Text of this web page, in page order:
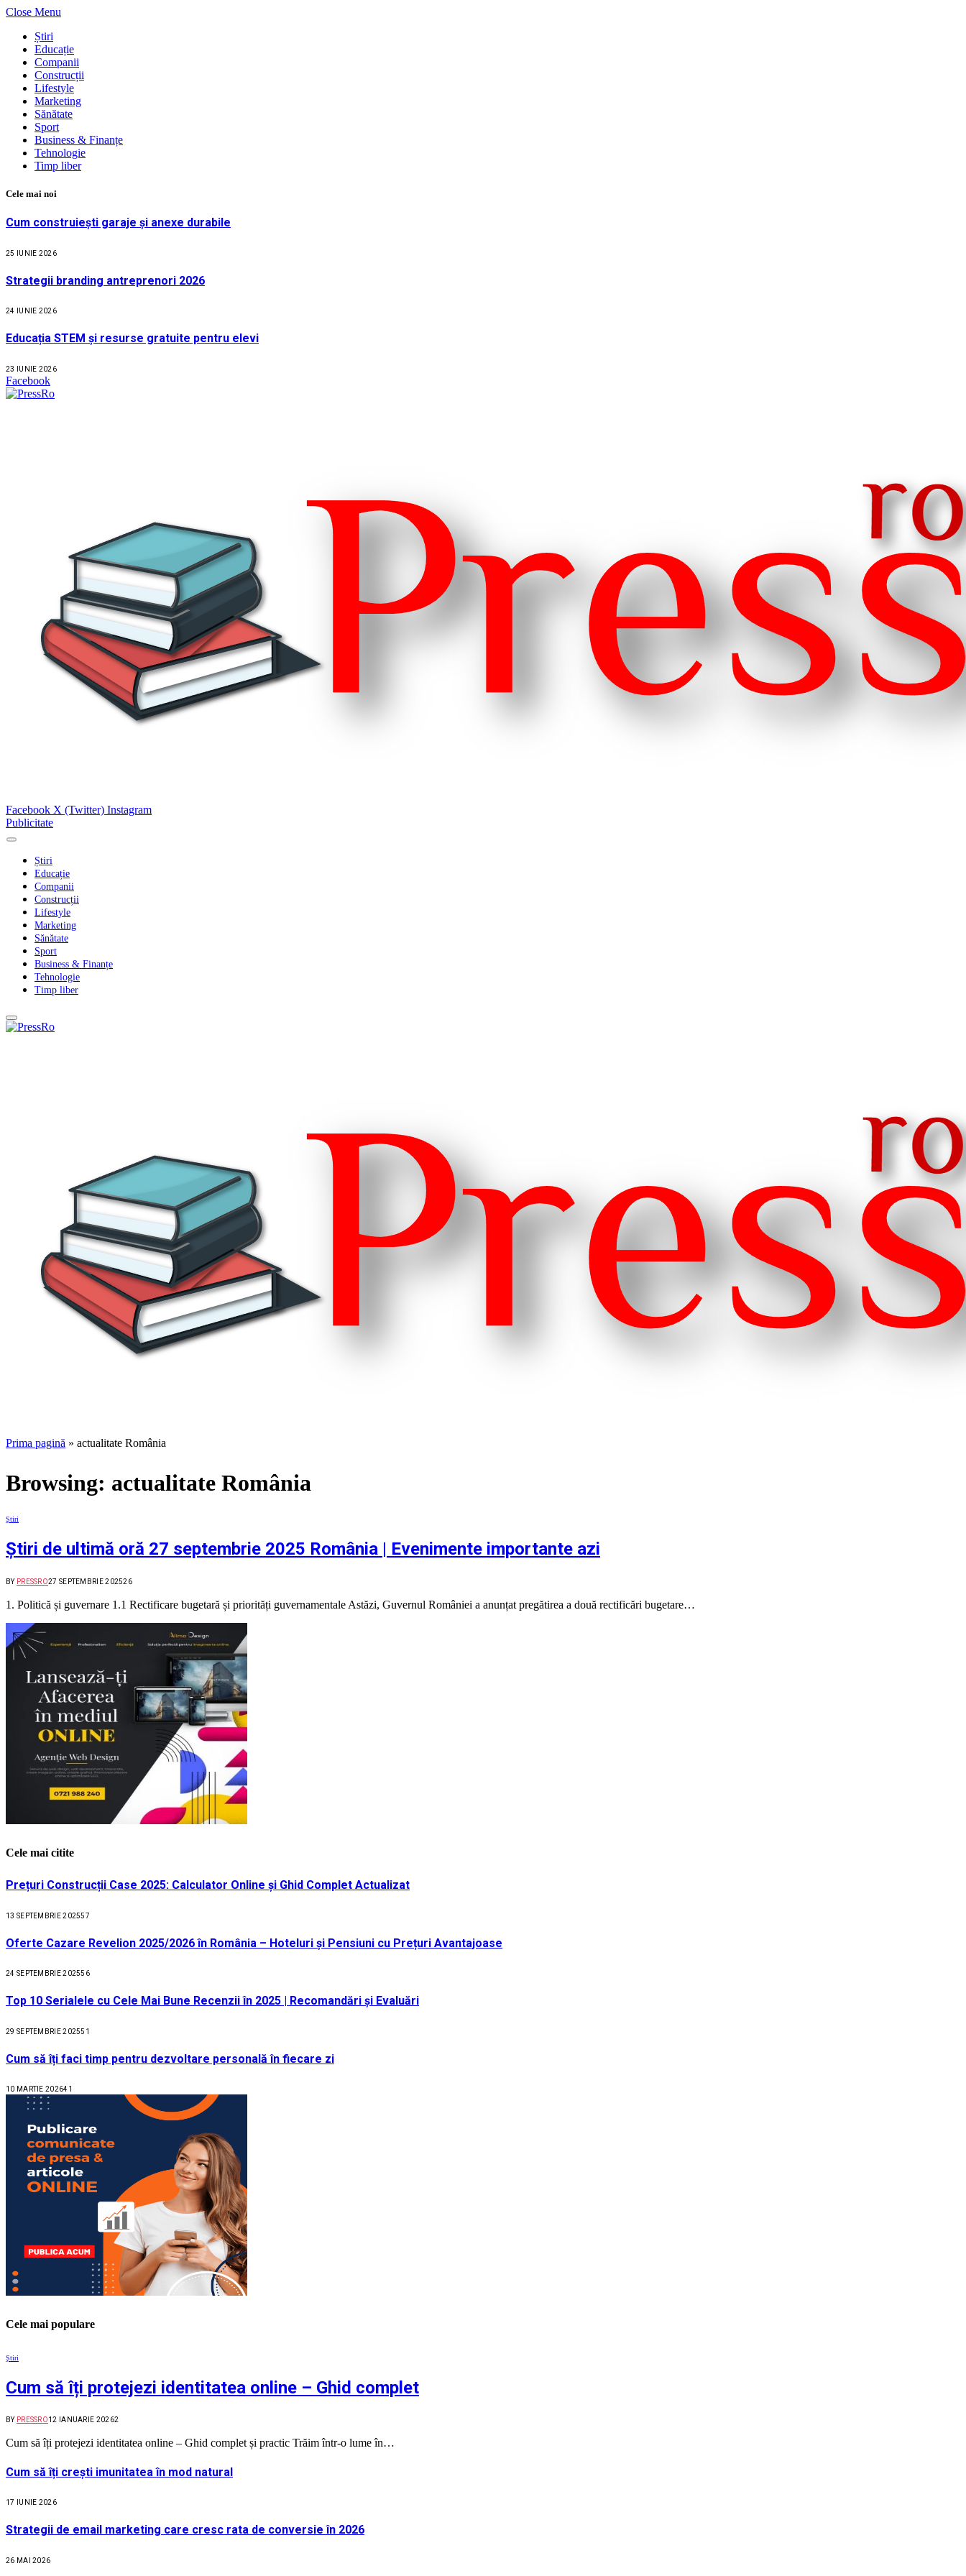
Close Menu
Știri
Educație
Companii
Construcții
Lifestyle
Marketing
Sănătate
Sport
Business & Finanțe
Tehnologie
Timp liber
Cele mai noi
Cum construiești garaje și anexe durabile
25 IUNIE 2026
Strategii branding antreprenori 2026
24 IUNIE 2026
Educația STEM și resurse gratuite pentru elevi
23 IUNIE 2026
Facebook
Facebook X (Twitter) Instagram
Publicitate
Știri
Educație
Companii
Construcții
Lifestyle
Marketing
Sănătate
Sport
Business & Finanțe
Tehnologie
Timp liber
Prima pagină » actualitate România
Browsing: actualitate România
Știri
Știri de ultimă oră 27 septembrie 2025 România | Evenimente importante azi
BY PRESSRO27 SEPTEMBRIE 202526
1. Politică și guvernare 1.1 Rectificare bugetară și priorități guvernamentale Astăzi, Guvernul României a anunțat pregătirea a două rectificări bugetare…
Cele mai citite
Prețuri Construcții Case 2025: Calculator Online și Ghid Complet Actualizat
13 SEPTEMBRIE 202557
Oferte Cazare Revelion 2025/2026 în România – Hoteluri și Pensiuni cu Prețuri Avantajoase
24 SEPTEMBRIE 202556
Top 10 Serialele cu Cele Mai Bune Recenzii în 2025 | Recomandări și Evaluări
29 SEPTEMBRIE 202551
Cum să îți faci timp pentru dezvoltare personală în fiecare zi
10 MARTIE 202641
Cele mai populare
Știri
Cum să îți protejezi identitatea online – Ghid complet
BY PRESSRO12 IANUARIE 20262
Cum să îți protejezi identitatea online – Ghid complet și practic Trăim într-o lume în…
Cum să îți crești imunitatea în mod natural
17 IUNIE 2026
Strategii de email marketing care cresc rata de conversie în 2026
26 MAI 2026